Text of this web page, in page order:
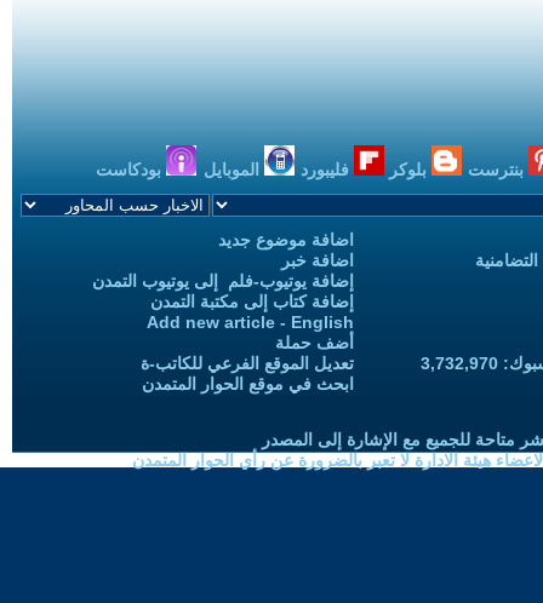
بنترست بلوكر فليبورد الموبايل بودكاست
اضافة موضوع جديد
اضافة خبر
إضافة يوتيوب-فلم إلى يوتيوب التمدن
إضافة كتاب إلى مكتبة التمدن
Add new article - English
أضف حملة
تعديل الموقع الفرعي للكاتب-ة
ابحث في موقع الحوار المتمدن
متاحة للجميع مع الإشارة إلى المصدر
هيئة الادارة لا تعبر بالضرورة عن رأي الحوار المتمدن